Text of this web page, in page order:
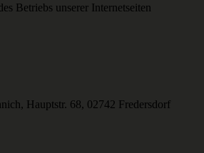
Betriebs unserer Internetseiten
Hauptstr. 68, 02742 Fredersdorf